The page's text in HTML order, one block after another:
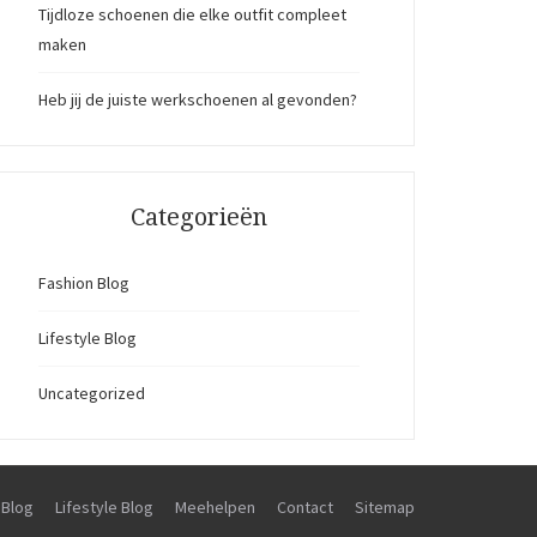
Tijdloze schoenen die elke outfit compleet
maken
Heb jij de juiste werkschoenen al gevonden?
Categorieën
Fashion Blog
Lifestyle Blog
Uncategorized
Lifestyle Blog Meehelpen Contact Sitemap